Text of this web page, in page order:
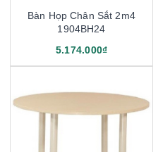
Bàn Họp Chân Sắt 2m4
1904BH24
5.174.000₫